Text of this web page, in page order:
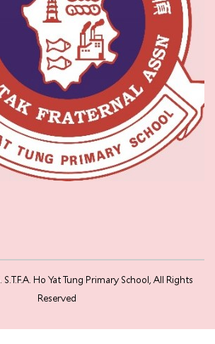
Ho Yat Tung Primary School, All Rights
Reserved